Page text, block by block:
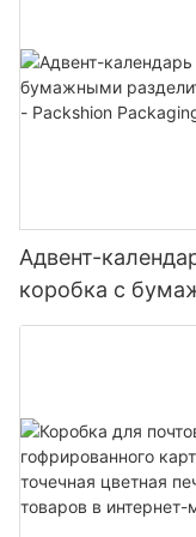
Адвент-
коробка с
мини-бутылок